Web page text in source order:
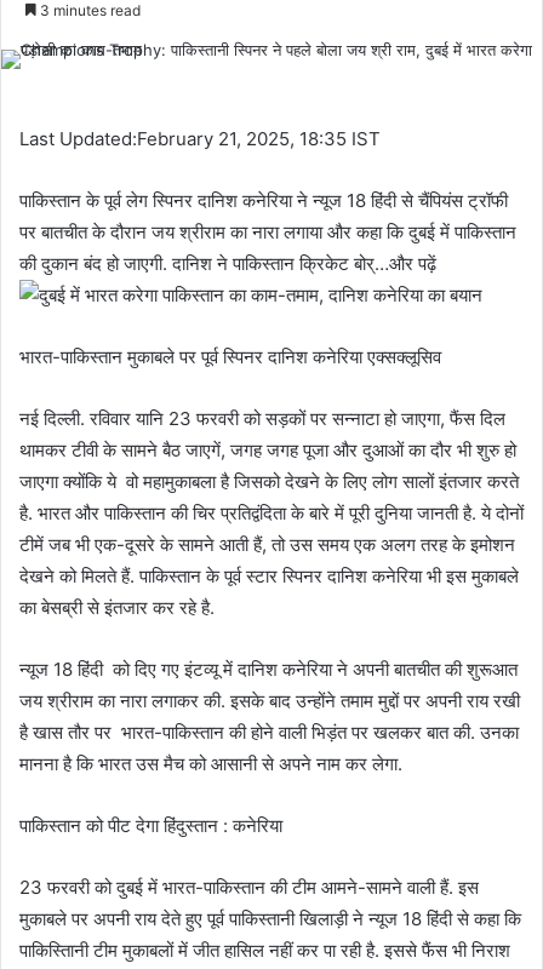
3 minutes read
Last Updated:February 21, 2025, 18:35 IST
पाकिस्तान के पूर्व लेग स्पिनर दानिश कनेरिया ने न्यूज 18 हिंदी से चैंपियंस ट्रॉफी
पर बातचीत के दौरान जय श्रीराम का नारा लगाया और कहा कि दुबई में पाकिस्तान
की दुकान बंद हो जाएगी. दानिश ने पाकिस्तान क्रिकेट बोर्…और पढ़ें
भारत-पाकिस्तान मुकाबले पर पूर्व स्पिनर दानिश कनेरिया एक्सक्लूसिव
नई दिल्ली. रविवार यानि 23 फरवरी को सड़कों पर सन्नाटा हो जाएगा, फैंस दिल
थामकर टीवी के सामने बैठ जाएगें, जगह जगह पूजा और दुआओं का दौर भी शुरु हो
जाएगा क्योंकि ये वो महामुकाबला है जिसको देखने के लिए लोग सालों इंतजार करते
है. भारत और पाकिस्तान की चिर प्रतिद्वंदिता के बारे में पूरी दुनिया जानती है. ये दोनों
टीमें जब भी एक-दूसरे के सामने आती हैं, तो उस समय एक अलग तरह के इमोशन
देखने को मिलते हैं. पाकिस्तान के पूर्व स्टार स्पिनर दानिश कनेरिया भी इस मुकाबले
का बेसब्री से इंतजार कर रहे है.
न्यूज 18 हिंदी को दिए गए इंटव्यू में दानिश कनेरिया ने अपनी बातचीत की शुरूआत
जय श्रीराम का नारा लगाकर की. इसके बाद उन्होंने तमाम मुद्दों पर अपनी राय रखी
है खास तौर पर भारत-पाकिस्तान की होने वाली भिड़ंत पर खलकर बात की. उनका
मानना है कि भारत उस मैच को आसानी से अपने नाम कर लेगा.
पाकिस्तान को पीट देगा हिंदुस्तान : कनेरिया
23 फरवरी को दुबई में भारत-पाकिस्तान की टीम आमने-सामने वाली हैं. इस
मुकाबले पर अपनी राय देते हुए पूर्व पाकिस्तानी खिलाड़ी ने न्यूज 18 हिंदी से कहा कि
पाकिस्तािनी टीम मुकाबलों में जीत हासिल नहीं कर पा रही है. इससे फैंस भी निराश